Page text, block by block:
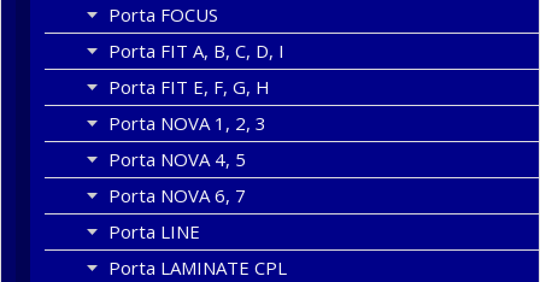
Porta FOCUS
Porta FIT A, B, C, D, I
Porta FIT E, F, G, H
Porta NOVA 1, 2, 3
Porta NOVA 4, 5
Porta NOVA 6, 7
Porta LINE
Porta LAMINATE CPL